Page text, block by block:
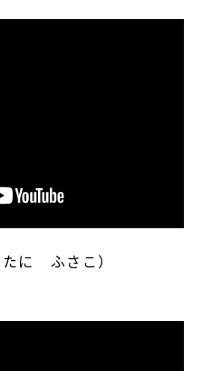
に ふさこ）